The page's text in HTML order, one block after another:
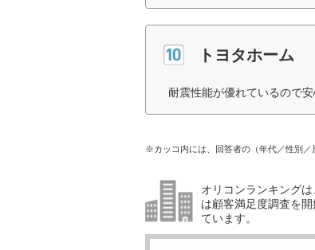
トヨタホーム
耐震性能が優れているので安
※カッコ内には、回答者の（年代／性別／
オリコンランキング
は顧客満足度調査を
ています。